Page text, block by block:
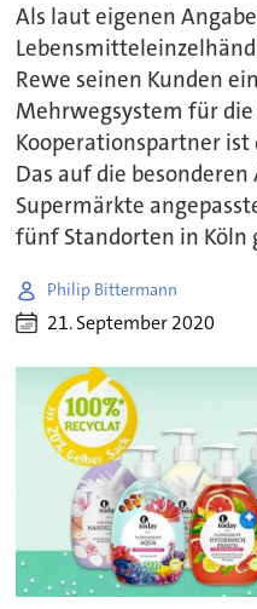
Als laut eigenen
Rewe seinen Kunden
Mehrwegsystem für die
Kooperationspartner ist
Das auf die
Supermärkte
fünf Standorten in Köln
Philip Bittermann
21. September 2020